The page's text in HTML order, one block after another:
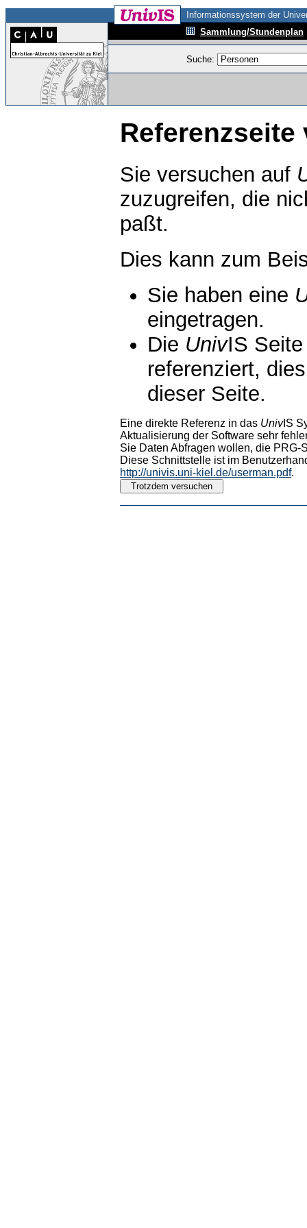
Informationssystem der
Sammlung/Stundenplan
Suche:
Referenzseite
Sie versuchen auf
zuzugreifen, die
paßt.
Dies kann zum
Sie haben eine
eingetragen.
Die UnivIS
referenziert,
dieser Seite.
Eine direkte Referenz in das UnivIS
Aktualisierung der Software sehr
Sie Daten Abfragen wollen, die PRG-
Diese Schnittstelle ist im
http://univis.uni-kiel.de/userman.pdf.